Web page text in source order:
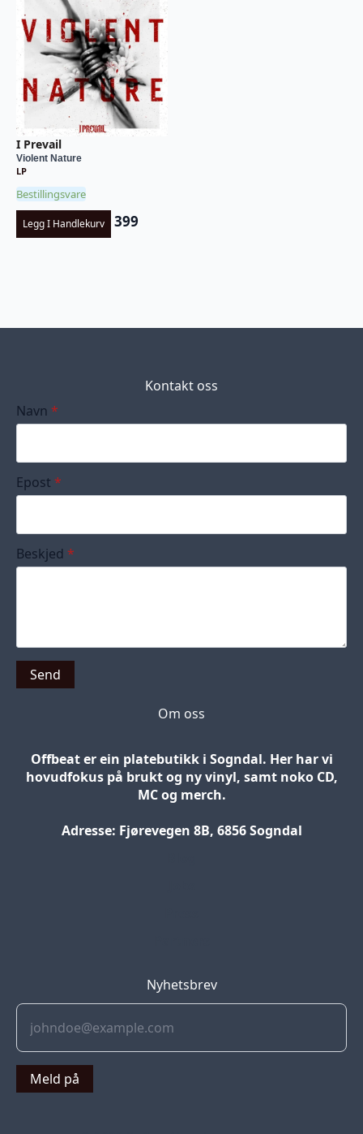
I Prevail
Violent Nature
LP
Bestillingsvare
Legg I Handlekurv 399
Kontakt oss
Navn *
Epost *
Beskjed *
Send
Om oss
Offbeat er ein platebutikk i Sogndal. Her har vi
hovudfokus på brukt og ny vinyl, samt noko CD,
MC og merch.
Adresse: Fjørevegen 8B, 6856 Sogndal
Nyhetsbrev
Meld på